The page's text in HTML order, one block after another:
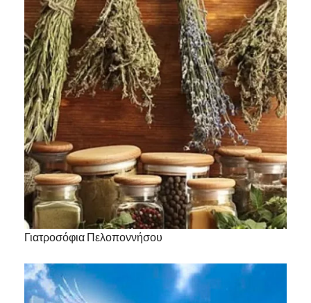
Γιατροσόφια Πελοποννήσου